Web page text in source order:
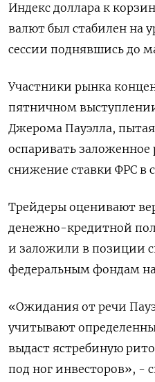
Индекс доллара к
валют был стабилен на
сессии поднявшись до
Участники рынка
пятничном
Джерома Пауэлла,
оспаривать
снижение ставки ФРС в
Трейдеры оценивают
денежно-кредитной
и заложили в позиции
федеральным фондам на
«Ожидания от речи
учитывают
выдаст ястребиную
под ног инвесторов», -